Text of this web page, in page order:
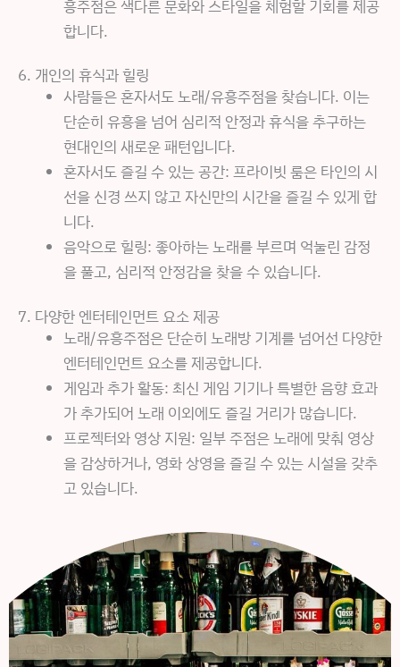
흥주점은 색다른 문화와 스타일을 체험할 기회를 제공
합니다.
6. 개인의 휴식과 힐링
사람들은 혼자서도 노래/유흥주점을 찾습니다. 이는
단순히 유흥을 넘어 심리적 안정과 휴식을 추구하는
현대인의 새로운 패턴입니다.
혼자서도 즐길 수 있는 공간: 프라이빗 룸은 타인의 시
선을 신경 쓰지 않고 자신만의 시간을 즐길 수 있게 합
니다.
음악으로 힐링: 좋아하는 노래를 부르며 억눌린 감정
을 풀고, 심리적 안정감을 찾을 수 있습니다.
7. 다양한 엔터테인먼트 요소 제공
노래/유흥주점은 단순히 노래방 기계를 넘어선 다양한
엔터테인먼트 요소를 제공합니다.
게임과 추가 활동: 최신 게임 기기나 특별한 음향 효과
가 추가되어 노래 이외에도 즐길 거리가 많습니다.
프로젝터와 영상 지원: 일부 주점은 노래에 맞춰 영상
을 감상하거나, 영화 상영을 즐길 수 있는 시설을 갖추
고 있습니다.